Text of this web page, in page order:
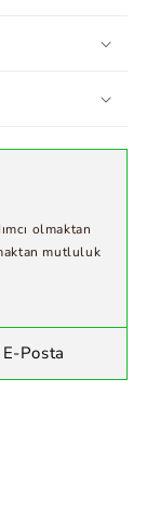
olmaktan
mutluluk
E-Posta